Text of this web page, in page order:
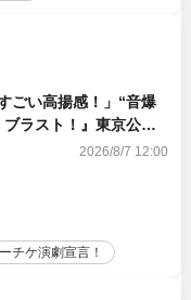
ごい高揚感！」“音爆
ラスト！』東京公演
2026/8/7 12:00
チケ演劇宣言！